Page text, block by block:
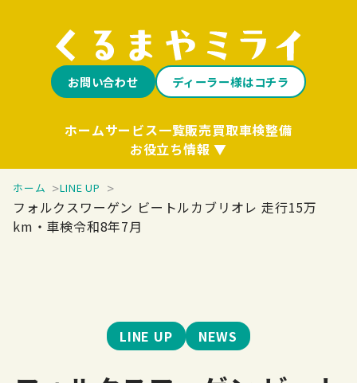
お問い合わせ ディーラー様はコチラ
ホームサービス一覧販売買取車検整備
お役立ち情報
ホーム LINE UP
フォルクスワーゲン ビートルカブリオレ 走行15万
km・車検令和8年7月
LINE UP NEWS